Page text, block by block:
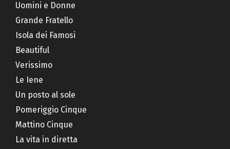
Uomini e Donne
Grande Fratello
Isola dei Famosi
Beautiful
Verissimo
Le Iene
Un posto al sole
Pomeriggio Cinque
Mattino Cinque
La vita in diretta